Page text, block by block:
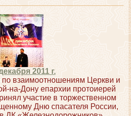
2011 г.
по взаимоотношениям Церкви и
на-Дону епархии протоиерей
участие в торжественном
Дню спасателя России,